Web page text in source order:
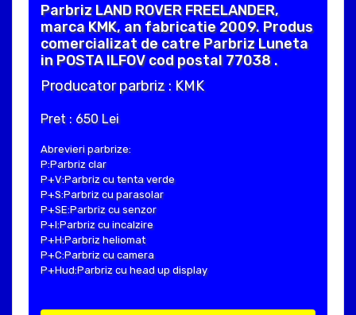
Parbriz LAND ROVER FREELANDER,
marca KMK, an fabricatie 2009. Produs
comercializat de catre Parbriz Luneta
in POSTA ILFOV cod postal 77038 .
Producator parbriz : KMK
Pret : 650 Lei
Abrevieri parbrize:
P:Parbriz clar
P+V:Parbriz cu tenta verde
P+S:Parbriz cu parasolar
P+SE:Parbriz cu senzor
P+I:Parbriz cu incalzire
P+H:Parbriz heliomat
P+C:Parbriz cu camera
P+Hud:Parbriz cu head up display